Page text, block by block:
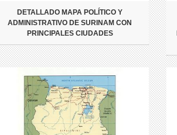
DETALLADO MAPA POLÍTICO Y
ADMINISTRATIVO DE SURINAM CON
PRINCIPALES CIUDADES